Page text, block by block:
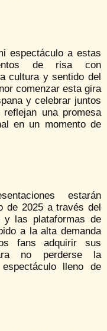
espectáculo a estas
de risa con
cultura y sentido del
comenzar esta gira
y celebrar juntos
una promesa
en un momento de
estarán
de 2025 a través del
las plataformas de
a la alta demanda
fans adquirir sus
no perderse la
lleno de